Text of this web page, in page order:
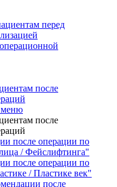
перед
после
после
после операции по
/ Фейслифтинга"
после операции по
/ Пластике век"
после